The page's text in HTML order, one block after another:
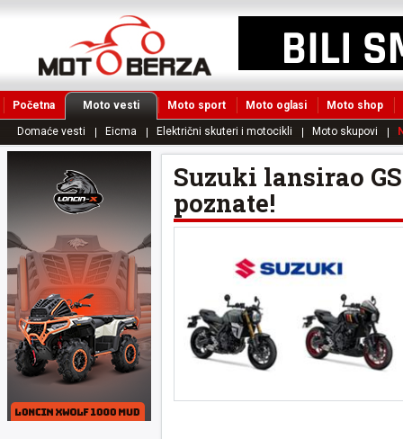
Početna Moto vesti Moto sport Moto oglasi Moto shop
Domaće vesti Eicma Električni skuteri i motocikli Moto skupovi
Suzuki lansirao
poznate!